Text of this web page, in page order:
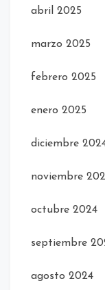
abril 2025
marzo 2025
febrero 2025
enero 2025
diciembre
noviembre
octubre 2024
septiembre
agosto 2024